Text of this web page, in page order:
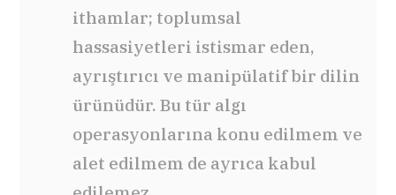
ithamlar; toplumsal
hassasiyetleri istismar eden,
ayrıştırıcı ve manipülatif bir dilin
ürünüdür. Bu tür algı
operasyonlarına konu edilmem ve
alet edilmem de ayrıca kabul